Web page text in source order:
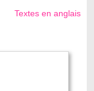
Textes en anglais